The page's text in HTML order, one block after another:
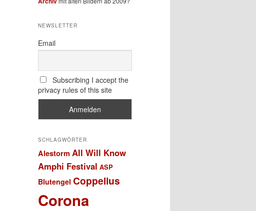
NEWSLETTER
Email
Subscribing I accept the
privacy rules of this site
SCHLAGWÖRTER
Alestorm All Will Know
Amphi Festival ASP
Blutengel Coppelius
Corona